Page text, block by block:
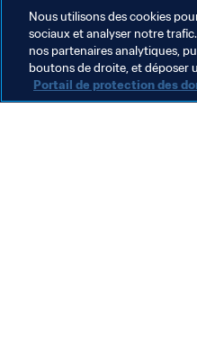
Nous utilisons des cookies
sociaux et analyser notre
nos partenaires analytiques,
boutons de droite, et déposer
Portail de protection des